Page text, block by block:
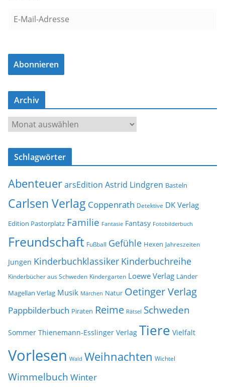
a
l
-
d
s
e
Abonnieren
Archiv
r
c
v
Schlagwörter
AbenteuerarsEdition Astrid Lindgren Basteln
Carlsen Verlag Coppenrath Detektive DK Verlag
Edition Pastorplatz Familie Fantasie Fantasy Fotobilderbuch
Freundschaft Fußball Gefühle Hexen Jahreszeiten
Jungen Kinderbuchklassiker Kinderbuchreihe
Kinderbücher aus Schweden Kindergarten Loewe Verlag Länder
Magellan Verlag Musik Märchen Natur Oetinger Verlag
Pappbilderbuch Piraten Reime Rätsel Schweden
Sommer Thienemann-Esslinger Verlag Tiere Vielfalt
Vorlesen Wald Weihnachten Wichtel
Wimmelbuch Winter